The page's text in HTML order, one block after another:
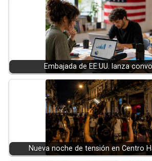
Embajada de EE.UU. lanza
Nueva noche de tensión en Centro